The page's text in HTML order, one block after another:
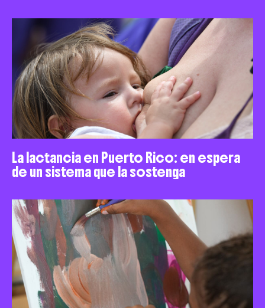
La lactancia en Puerto Rico: en espera
de un sistema que la sostenga